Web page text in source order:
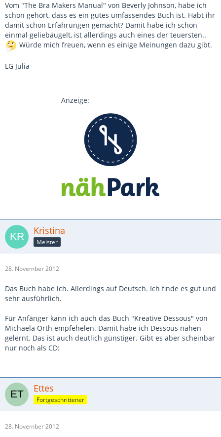
Vom "The Bra Makers Manual" von Beverly Johnson, habe ich
schon gehört, dass es ein gutes umfassendes Buch ist. Habt ihr
damit schon Erfahrungen gemacht? Damit habe ich schon
einmal geliebäugelt, ist allerdings auch eines der teuersten..
Würde mich freuen, wenn es einige Meinungen dazu gibt.
LG Julia
Anzeige:
Kristina
Meister
28. November 2012
Das Buch habe ich. Allerdings auf Deutsch. Ich finde es gut und
sehr ausführlich.
Für Anfänger kann ich auch das Buch "Kreative Dessous" von
Michaela Orth empfehelen. Damit habe ich Dessous nähen
gelernt. Das ist auch deutlich günstiger. Gibt es aber scheinbar
nur noch als CD:
Ettes
Fortgeschrittener
28. November 2012